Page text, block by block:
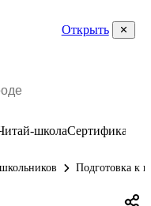
Открыть
школаСертификаты
Подготовка к